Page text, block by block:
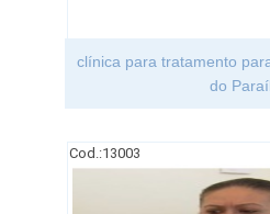
clínica para tratamento
do
Cod.:13003